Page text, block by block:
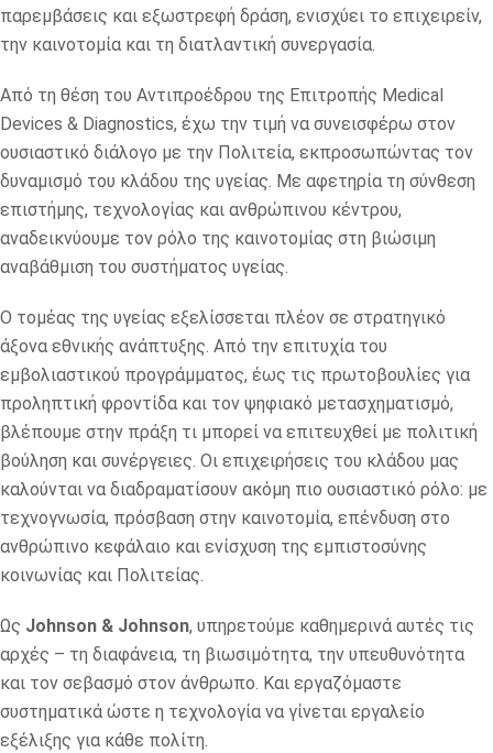
παρεμβάσεις και εξωστρεφή δράση, ενισχύει το επιχειρείν,
την καινοτομία και τη διατλαντική συνεργασία.
Από τη θέση του Αντιπροέδρου της Επιτροπής Medical
Devices & Diagnostics, έχω την τιμή να συνεισφέρω στον
ουσιαστικό διάλογο με την Πολιτεία, εκπροσωπώντας τον
δυναμισμό του κλάδου της υγείας. Με αφετηρία τη σύνθεση
επιστήμης, τεχνολογίας και ανθρώπινου κέντρου,
αναδεικνύουμε τον ρόλο της καινοτομίας στη βιώσιμη
αναβάθμιση του συστήματος υγείας.
Ο τομέας της υγείας εξελίσσεται πλέον σε στρατηγικό
άξονα εθνικής ανάπτυξης. Από την επιτυχία του
εμβολιαστικού προγράμματος, έως τις πρωτοβουλίες για
προληπτική φροντίδα και τον ψηφιακό μετασχηματισμό,
βλέπουμε στην πράξη τι μπορεί να επιτευχθεί με πολιτική
βούληση και συνέργειες. Οι επιχειρήσεις του κλάδου μας
καλούνται να διαδραματίσουν ακόμη πιο ουσιαστικό ρόλο: με
τεχνογνωσία, πρόσβαση στην καινοτομία, επένδυση στο
ανθρώπινο κεφάλαιο και ενίσχυση της εμπιστοσύνης
κοινωνίας και Πολιτείας.
Ως Johnson & Johnson, υπηρετούμε καθημερινά αυτές τις
αρχές – τη διαφάνεια, τη βιωσιμότητα, την υπευθυνότητα
και τον σεβασμό στον άνθρωπο. Και εργαζόμαστε
συστηματικά ώστε η τεχνολογία να γίνεται εργαλείο
εξέλιξης για κάθε πολίτη.